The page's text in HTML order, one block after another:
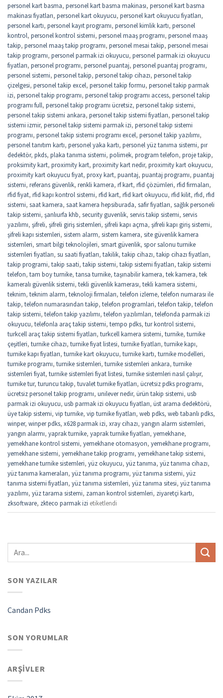
personel kart basma, personel kart basma makinası, personel kart basma
makinası fiyatları, personel kart okuyucu, personel kart okuyucu fiyatları,
personel kartı, personel kayıt programı, personel kimlik kartı, personel
kontrol, personel kontrol sistemi, personel maaş programı, personel maaş
takip, personel maaş takip programı, personel mesai takip, personel mesai
takip programı, personel parmak izi okuyucu, personel parmak izi okuyucu
fiyatları, personel programı, personel puantaj, personel puantaj programı,
personel sistemi, personel takip, personel takip cihazı, personel takip
çizelgesi, personel takip excel, personel takip formu, personel takip parmak
izi, personel takip programı, personel takip programı access, personel takip
programı full, personel takip programı ücretsiz, personel takip sistemi,
personel takip sistemi ankara, personel takip sistemi fiyatları, personel takip
sistemi izmir, personel takip sistemi parmak izi, personel takip sistemi
programı, personel takip sistemi programı excel, personel takip yazılımı,
personel tanıtım kartı, personel yaka kartı, personel yüz tanıma sistemi, pır
dedektör, pkds, plaka tanıma sistemi, polimek, program telefon, proje takip,
proksimity kart, proximity kart, proximity kart nedir, proximity kart okuyucu,
proximity kart okuyucu fiyat, proxy kart, puantaj, puantaj programı, puantaj
sistemi, referans güvenlik, renkli kamera, rf kart, rfid çözümleri, rfid firmaları,
rfid fiyat, rfid kapı kontrol sistemi, rfid kart, rfid kart okuyucu, rfid kilit, rfıd, rfıd
sistemi, saat kamera, saat kamera hepsiburada, safir fiyatları, sağlık personeli
takip sistemi, şanlıurfa khb, security guvenlik, servis takip sistemi, servis
yazılımı, şifreli, şifreli giriş sistemleri, şifreli kapı açma, şifreli kapı giriş sistemi,
şifreli kapı sistemleri, sistem alarm, sistem kamera, site güvenlik kamera
sistemleri, smart bilgi teknolojileri, smart güvenlik, spor salonu turnike
sistemleri fiyatları, su saati fiyatları, takilik, takip cihazı, takip cihazı fiyatları,
takip programi, takip saati, takip sistemi, takip sistemi fiyatları, takip sistemi
telefon, tam boy turnike, tansa turnike, taşınabilir kamera, tek kamera, tek
kameralı güvenlik sistemi, tekli güvenlik kamerası, tekli kamera sistemi,
teknim, teknim alarm, teknoloji firmaları, telefon izleme, telefon numarası ile
takip, telefon numarasından takip, telefon programlari, telefon takip, telefon
takip sistemi, telefon takip yazılımı, telefon yazılımları, telefonda parmak izi
okuyucu, telefonla araç takip sistemi, tempo pdks, tur kontrol sistemi,
turkcell araç takip sistemi fiyatları, turkcell kamera sistemi, turnike, turnike
çeşitleri, turnike cihazı, turnike fiyat listesi, turnike fiyatları, turnike kapı,
turnike kapı fiyatları, turnike kart okuyucu, turnike kartı, turnike modelleri,
turnike programı, turnike sistemleri, turnike sistemleri ankara, turnike
sistemleri fiyat, turnike sistemleri fiyat listesi, turnike sistemleri nasıl çalışır,
turnike tur, turuncu takip, tuvalet turnike fiyatları, ücretsiz pdks programı,
ücretsiz personel takip programı, unilever nedir, ürün takip sistemi, usb
parmak izi okuyucu, usb parmak izi okuyucu fiyatları, üst arama dedektörü,
üye takip sistemi, vip turnike, vip turnike fiyatları, web pdks, web tabanlı pdks,
winper, winper pdks, x628 parmak izi, xray cihazı, yangın alarm sistemleri,
yangın alarmı, yaprak turnike, yaprak turnike fiyatları, yemekhane,
yemekhane kontrol sistemi, yemekhane otomasyon, yemekhane programı,
yemekhane sistemi, yemekhane takip programı, yemekhane takip sistemi,
yemekhane turnike sistemleri, yüz okuyucu, yüz tanıma, yüz tanıma cihazı,
yüz tanıma kameraları, yüz tanıma programı, yüz tanıma sistemi, yüz
tanıma sistemi fiyatları, yüz tanıma sistemleri, yüz tanıma sitesi, yüz tanıma
yazılımı, yüz tarama sistemi, zaman kontrol sistemleri, ziyaretçi kartı,
zksoftware, zkteco parmak izi etiketlendi
SON YAZILAR
Candan Pdks
SON YORUMLAR
ARŞIVLER